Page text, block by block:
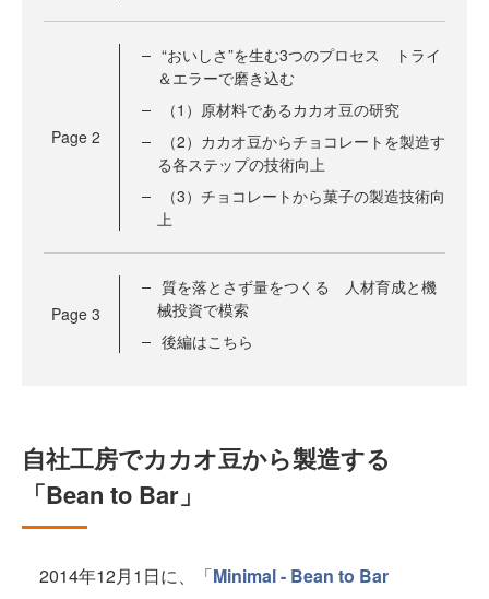
Page 2
“おいしさ”を生む3つのプロセス トライ
＆エラーで磨き込む
（1）原材料であるカカオ豆の研究
（2）カカオ豆からチョコレートを製造す
る各ステップの技術向上
（3）チョコレートから菓子の製造技術向
上
Page 3
質を落とさず量をつくる 人材育成と機
械投資で模索
後編はこちら
自社工房でカカオ豆から製造する
「Bean to Bar」
2014年12月1日に、「Minimal - Bean to Bar